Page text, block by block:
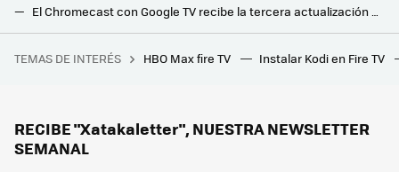
El Chromecast con Google TV recibe la tercera actualización en lo que va de año: estas son las novedades
Xiaomi presenta sus nuevos televisores para conquistar la gama media y de entrada: así son los nuevos Xiaomi TV A y A Pro
La increíble transformación sin obras de este balcón estrecho y oscuro solo con muebles de Ikea: es ideal para pisos de alquiler
TEMAS DE INTERÉS HBO Max fire TV Instalar Kodi en Fire TV
RECIBE "Xatakaletter", NUESTRA NEWSLETTER
SEMANAL